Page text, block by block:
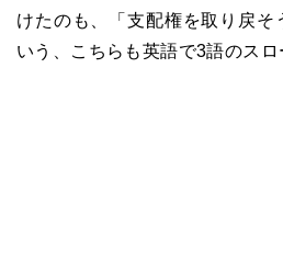
けたのも、「支配権を取り戻そ
いう、こちらも英語で3語のスロ